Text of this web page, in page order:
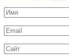
Имя
*
Email
*
Сайт